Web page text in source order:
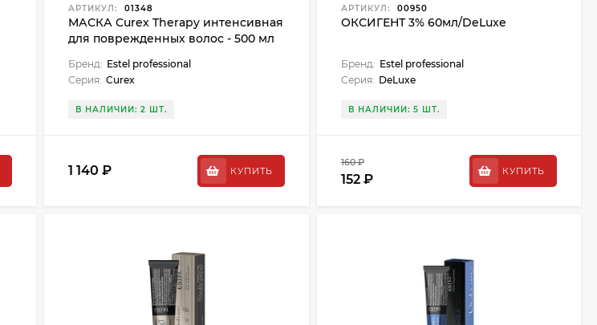
АРТИКУЛ: 01348
МАСКА Curex Therapy интенсивная
для поврежденных волос - 500 мл
Бренд: Estel professional
Серия: Curex
В НАЛИЧИИ: 2 ШТ.
1 140 ₽ КУПИТЬ
АРТИКУЛ: 00950
ОКСИГЕНТ 3% 60мл/DeLuxe
Бренд: Estel professional
Серия: DeLuxe
В НАЛИЧИИ: 5 ШТ.
160 ₽
152 ₽
КУПИТЬ